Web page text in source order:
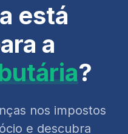
está
a
?
nos impostos
e descubra